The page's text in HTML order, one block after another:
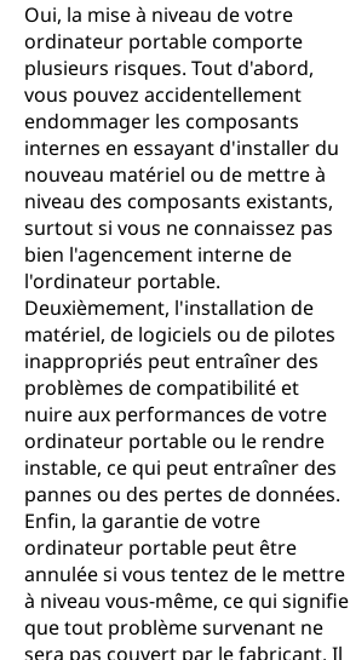
Oui, la mise à niveau de votre
ordinateur portable comporte
plusieurs risques. Tout d'abord,
vous pouvez accidentellement
endommager les composants
internes en essayant d'installer du
nouveau matériel ou de mettre à
niveau des composants existants,
surtout si vous ne connaissez pas
bien l'agencement interne de
l'ordinateur portable.
Deuxièmement, l'installation de
matériel, de logiciels ou de pilotes
inappropriés peut entraîner des
problèmes de compatibilité et
nuire aux performances de votre
ordinateur portable ou le rendre
instable, ce qui peut entraîner des
pannes ou des pertes de données.
Enfin, la garantie de votre
ordinateur portable peut être
annulée si vous tentez de le mettre
à niveau vous-même, ce qui signifie
que tout problème survenant ne
sera pas couvert par le fabricant. Il